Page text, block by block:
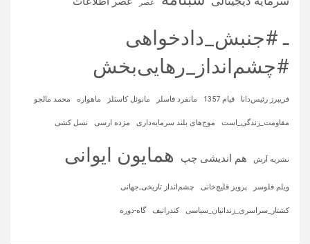
عصر
ـ #جنبش_دادخواهی
#چشم‌انداز_رهایی‌بخش
فریبرز رئیس‌دانا قیام 1357 مانفرد فاسلر مانوئل کاستلز ماهواره‌ محمد مالجو
مقاومت_زندگی_است موج‌های بلند سرمایه‌داری مژده ارسی نسل کشی
نشریه آرش هم اندیشی چپ همایون ایوانی
ویلم فلوسر پرویز قلیچ‌خانی چشم‌انداز تاریخی‌ـ‌جهانی
کشتار_سراسری_زندانیان_سیاسی کندراتیف گاه-دوره